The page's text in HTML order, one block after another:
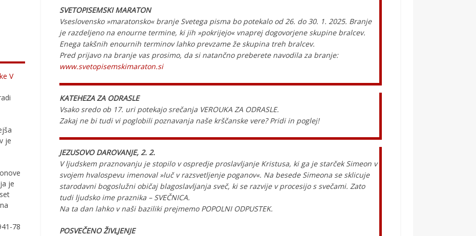
SVETOPISEMSKI MARATON
Vseslovensko »maratonsko« branje Svetega pisma bo potekalo od 26. do 30. 1. 2025. Branje
je razdeljeno na enourne termine, ki jih »pokrijejo« vnaprej dogovorjene skupine bralcev.
Enega takšnih enournih terminov lahko prevzame že skupina treh bralcev.
Pred prijavo na branje vas prosimo, da si natančno preberete navodila za branje:
www.svetopisemskimaraton.si
KATEHEZA ZA ODRASLE
Vsako sredo ob 17. uri potekajo srečanja VEROUKA ZA ODRASLE.
Zakaj ne bi tudi vi poglobili poznavanja naše krščanske vere? Pridi in poglej!
JEZUSOVO DAROVANJE, 2. 2.
V ljudskem praznovanju je stopilo v ospredje proslavljanje Kristusa, ki ga je starček Simeon v
svojem hvalospevu imenoval »luč v razsvetljenje poganov«. Na besede Simeona se sklicuje
starodavni bogoslužni običaj blagoslavljanja sveč, ki se razvije v procesijo s svečami. Zato
tudi ljudsko ime praznika – SVEČNICA.
Na ta dan lahko v naši baziliki prejmemo POPOLNI ODPUSTEK.
POSVEČENO ŽIVLJENJE
V
je
je
78